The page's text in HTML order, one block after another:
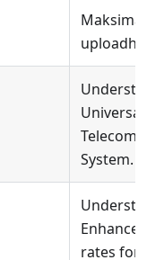
Maksimal
Universal
System.
Enhanced
rates for